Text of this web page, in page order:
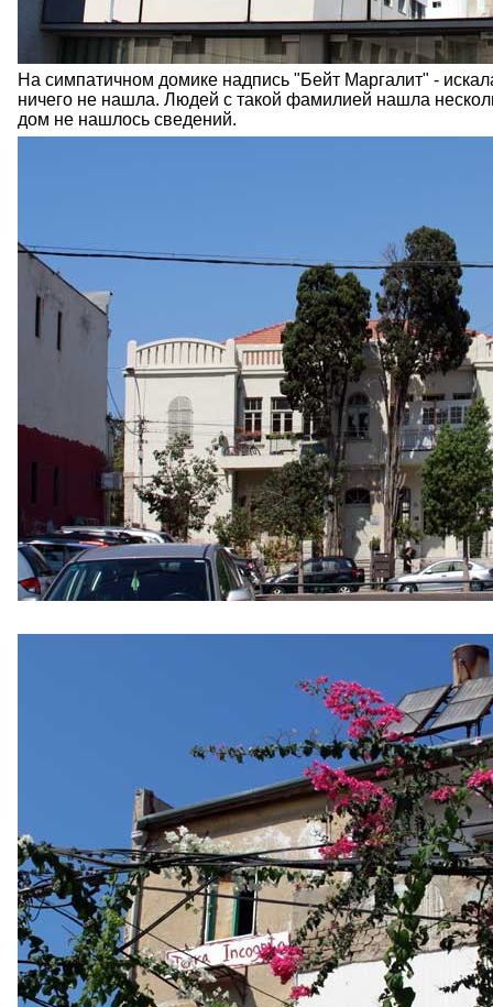
На симпатичном домике надпись "Бейт Маргалит" -
ничего не нашла. Людей с такой фамилией нашла
дом не нашлось сведений.